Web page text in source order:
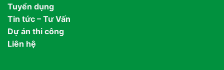
Tuyển dụng
Tin tức – Tư Vấn
Dự án thi công
Liên hệ